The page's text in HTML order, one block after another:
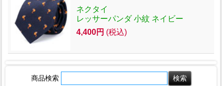
ネクタイ
レッサーパンダ 小紋 ネイビー
4,400円 (税込)
商品検索